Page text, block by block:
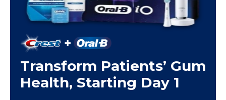
Transform Patients’ Gum
Health, Starting Day 1